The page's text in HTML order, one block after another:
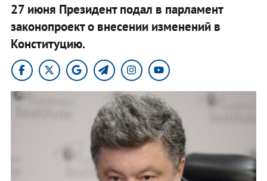
27 июня Президент подал в парламент
законопроект о внесении изменений в
Конституцию.